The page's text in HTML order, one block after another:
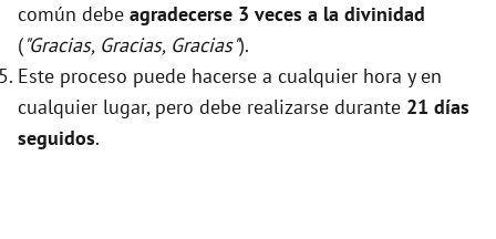
común debe agradecerse 3 veces a la divinidad
("Gracias, Gracias, Gracias").
Este proceso puede hacerse a cualquier hora y en
cualquier lugar, pero debe realizarse durante 21 días
seguidos.